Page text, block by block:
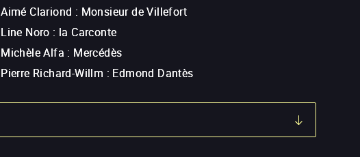
Aimé Clariond : Monsieur de Villefort
Line Noro : la Carconte
Michèle Alfa : Mercédès
Pierre Richard-Willm : Edmond Dantès